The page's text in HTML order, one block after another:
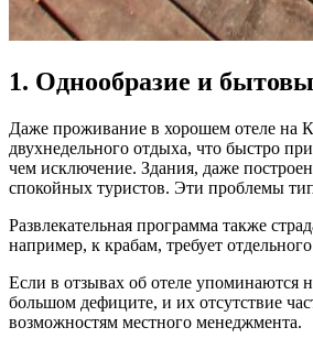
1. Однообразие и
Даже проживание в хорошем отеле на
двухнедельного отдыха, что быстро
чем исключение. Здания, даже
спокойных туристов. Эти проблемы
Развлекательная программа также
например, к крабам, требует
Если в отзывах об отеле упоминаются
большом дефиците, и их отсутствие
возможностям местного менеджмента.